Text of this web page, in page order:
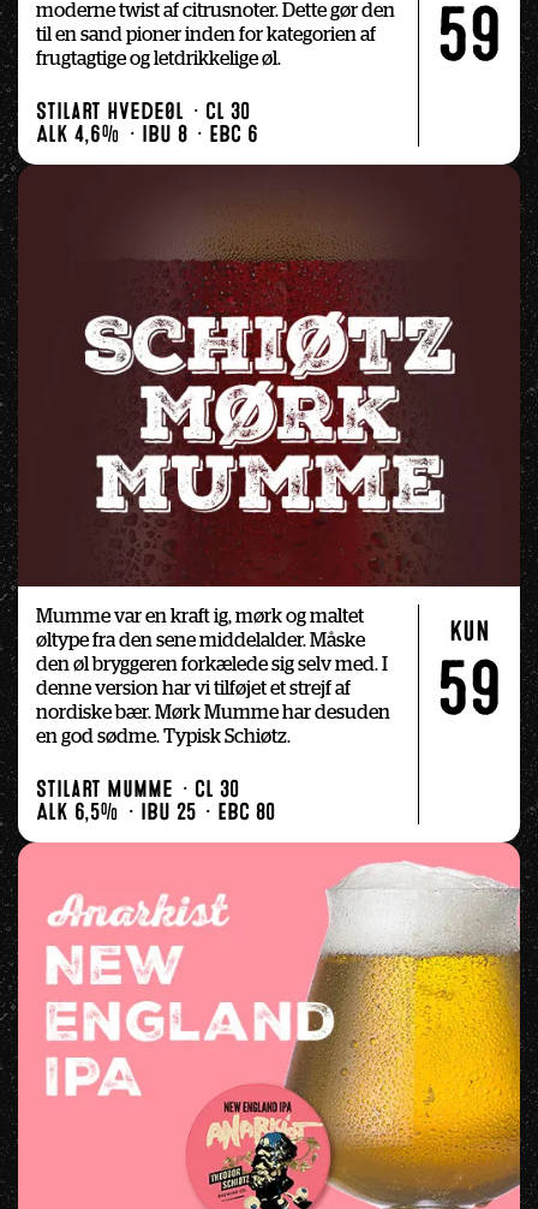
moderne twist af citrusnoter. Dette gør den
til en sand pioner inden for kategorien af
frugtagtige og letdrikkelige øl.
Stilart Hvedeøl
Cl 30
Alk 4,6%
IBU 8 EBC 6
59
Mumme var en kraft ig, mørk og maltet
øltype fra den sene middelalder. Måske
den øl bryggeren forkælede sig selv med. I
denne version har vi tilføjet et strejf af
nordiske bær. Mørk Mumme har desuden
en god sødme. Typisk Schiøtz.
Stilart Mumme
Cl 30
Alk 6,5%
IBU 25 EBC 80
kun
59